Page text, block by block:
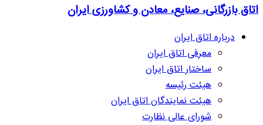
اتاق بازرگانی، صنایع، معادن و کشاورزی ایران
درباره اتاق ایران
معرفی اتاق ایران
ساختار اتاق ایران
هیئت رئیسه
هیئت نمایندگان اتاق ایران
شورای عالی نظارت